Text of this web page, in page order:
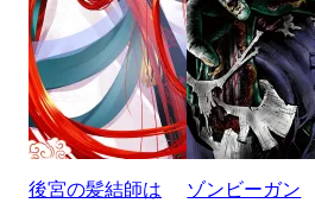
後宮の髪結師は
ゾンビーガン